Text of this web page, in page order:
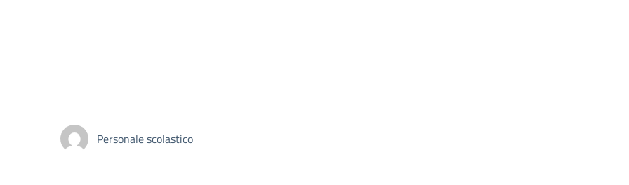
Personale scolastico